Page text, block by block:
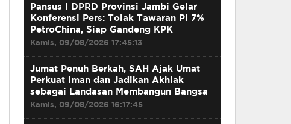
Pansus I DPRD Provinsi Jambi Gelar
Konferensi Pers: Tolak Tawaran PI 7%
PetroChina, Siap Gandeng KPK
Kamis, 09/08/2026 17:45:13
Jumat Penuh Berkah, SAH Ajak Umat
Perkuat Iman dan Jadikan Akhlak
sebagai Landasan Membangun Bangsa
Kamis, 09/08/2026 16:17:45